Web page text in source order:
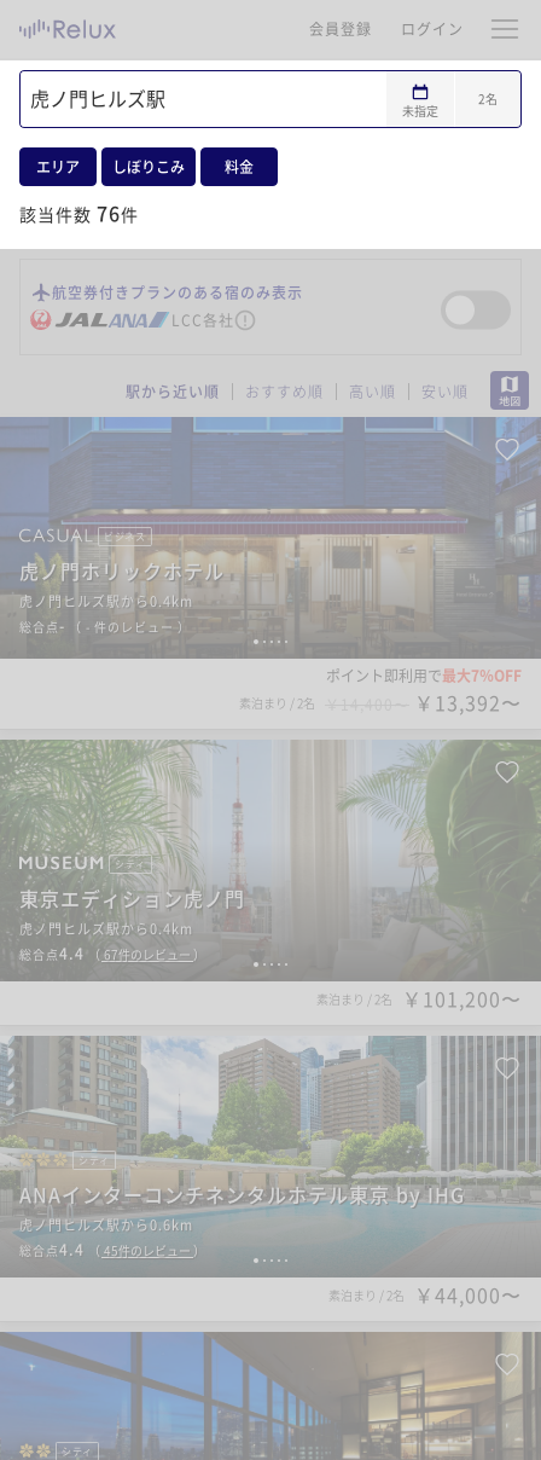
会員登録 ログイン
未指定
2名
エリア しぼりこみ 料金
該当件数 76件
航空券付きプランのある宿のみ表示
LCC各社
駅から近い順 おすすめ順 高い順 安い順
1 2 3 4 5
ビジネス
虎ノ門ホリックホテル
虎ノ門ヒルズ駅から0.4km
総合点- （ - 件のレビュー ）
ポイント即利用で最大7％OFF
素泊まり / 2名 ￥13,392〜
1 2 3 4 5
シティ
東京エディション虎ノ門
虎ノ門ヒルズ駅から0.4km
総合点4.4 （ 67件のレビュー ）
素泊まり / 2名 ￥101,200〜
1 2 3 4 5
シティ
ANAインターコンチネンタルホテル東京 by IHG
虎ノ門ヒルズ駅から0.6km
総合点4.4 （ 45件のレビュー ）
素泊まり / 2名 ￥44,000〜
シティ